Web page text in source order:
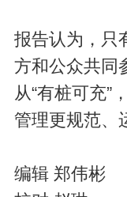
报告认为，只
方和公众共同
从“有桩可充”
管理更规范、
编辑 郑伟彬